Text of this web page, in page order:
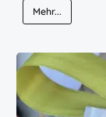
Mehr...